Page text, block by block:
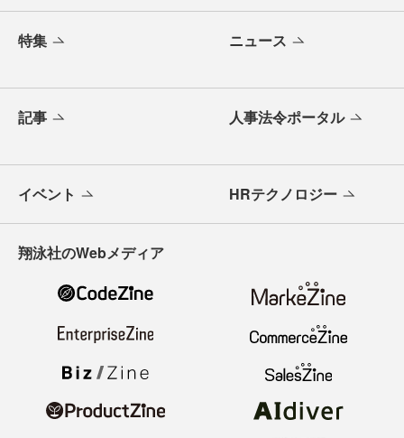
特集 ニュース
記事 人事法令ポータル
イベント HRテクノロジー
翔泳社のWebメディア